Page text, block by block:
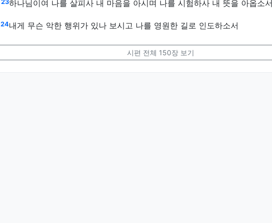
23하나님이여 나를 살피사 내 마음을 아시며 나를 시험하사 내 뜻을 아옵소
24내게 무슨 악한 행위가 있나 보시고 나를 영원한 길로 인도하소서
시편 전체 150장 보기